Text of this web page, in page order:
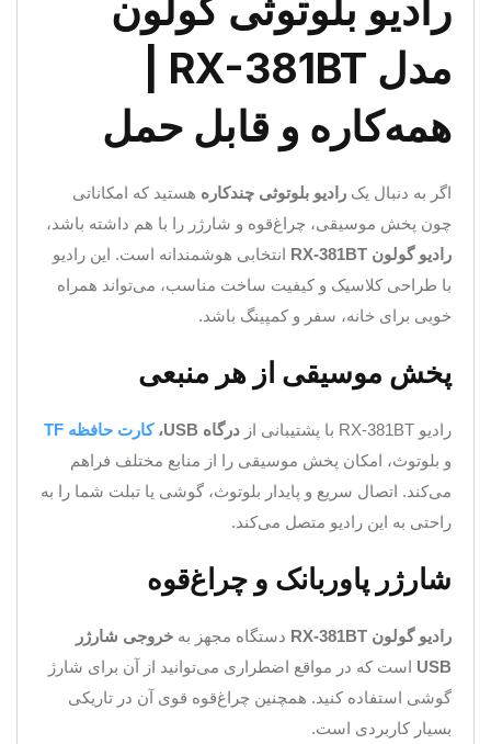
رادیو بلوتوثی گولون
همه‌کاره و قابل حمل
اگر به دنبال یک رادیو بلوتوثی چندکاره هستید که امکاناتی
چون پخش موسیقی، چراغ‌قوه و شارژر را با هم داشته باشد،
رادیو گولون RX-381BT
انتخابی هوشمندانه است. این رادیو
با طراحی کلاسیک و کیفیت ساخت مناسب، می‌تواند همراه
خوبی برای خانه، سفر و کمپینگ باشد.
پخش موسیقی از هر منبعی
رادیو RX-381BT با پشتیبانی از درگاه USB،
کارت حافظه TF
و بلوتوث، امکان پخش موسیقی را از منابع مختلف فراهم
می‌کند. اتصال سریع و پایدار بلوتوث، گوشی یا تبلت شما را به
راحتی به این رادیو متصل می‌کند.
شارژر پاوربانک و چراغ‌قوه
رادیو گولون RX-381BT دستگاه مجهز به خروجی شارژر
USB است که در مواقع اضطراری می‌توانید از آن برای شارژ
گوشی استفاده کنید. همچنین چراغ‌قوه قوی آن در تاریکی
بسیار کاربردی است.